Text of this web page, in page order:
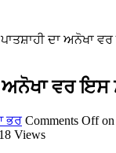
ਪਾਤਸ਼ਾਹੀ ਦਾ ਅਨੋਖਾ
ਅਨੋਖਾ ਵਰ ਇਸ
ਭਰ Comments Offon
Views